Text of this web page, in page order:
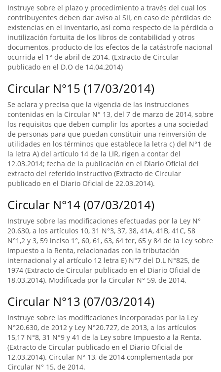
Instruye sobre el plazo y procedimiento a través del cual los
contribuyentes deben dar aviso al SII, en caso de pérdidas de
existencias en el inventario, así como respecto de la pérdida o
inutilización fortuita de los libros de contabilidad y otros
documentos, producto de los efectos de la catástrofe nacional
ocurrida el 1° de abril de 2014. (Extracto de Circular
publicado en el D.O de 14.04.2014)
Circular N°15 (17/03/2014)
Se aclara y precisa que la vigencia de las instrucciones
contenidas en la Circular N° 13, del 7 de marzo de 2014, sobre
los requisitos que deben cumplir los aportes a una sociedad
de personas para que puedan constituir una reinversión de
utilidades en los términos que establece la letra c) del N°1 de
la letra A) del artículo 14 de la LIR, rigen a contar del
12.03.2014; fecha de la publicación en el Diario Oficial del
extracto del referido instructivo (Extracto de Circular
publicado en el Diario Oficial de 22.03.2014).
Circular N°14 (07/03/2014)
Instruye sobre las modificaciones efectuadas por la Ley N°
20.630, a los artículos 10, 31 N°3, 37, 38, 41A, 41B, 41C, 58
N°1,2 y 3, 59 inciso 1°, 60, 61, 63, 64 ter, 65 y 84 de la Ley sobre
Impuesto a la Renta, relacionadas con la tributación
internacional y al artículo 12 letra E) N°7 del D.L N°825, de
1974 (Extracto de Circular publicado en el Diario Oficial de
18.03.2014). Modificada por la Circular N° 59, de 2014.
Circular N°13 (07/03/2014)
Instruye sobre las modificaciones incorporadas por la Ley
N°20.630, de 2012 y Ley N°20.727, de 2013, a los artículos
15,17 N°8, 31 N°9 y 41 de la Ley sobre Impuesto a la Renta.
(Extracto de Circular publicado en el Diario Oficial de
12.03.2014). Circular N° 13, de 2014 complementada por
Circular N° 15, de 2014.